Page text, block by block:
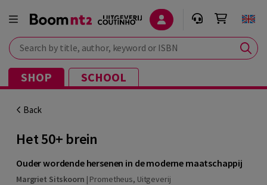
Search by title, author, keyword or ISBN
SHOP SCHOOL
Back
Het 50+ brein
Ouder wordende hersenen in de moderne maatschappij
Margriet Sitskoorn | Prometheus, Uitgeverij